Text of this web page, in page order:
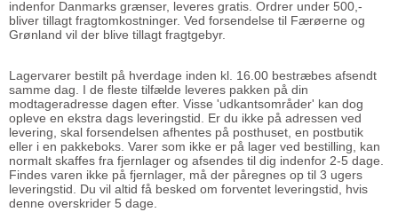
indenfor Danmarks grænser, leveres gratis. Ordrer under 500,-
bliver tillagt fragtomkostninger. Ved forsendelse til Færøerne og
Grønland vil der blive tillagt fragtgebyr.
Lagervarer bestilt på hverdage inden kl. 16.00 bestræbes afsendt
samme dag. I de fleste tilfælde leveres pakken på din
modtageradresse dagen efter. Visse 'udkantsområder' kan dog
opleve en ekstra dags leveringstid. Er du ikke på adressen ved
levering, skal forsendelsen afhentes på posthuset, en postbutik
eller i en pakkeboks. Varer som ikke er på lager ved bestilling, kan
normalt skaffes fra fjernlager og afsendes til dig indenfor 2-5 dage.
Findes varen ikke på fjernlager, må der påregnes op til 3 ugers
leveringstid. Du vil altid få besked om forventet leveringstid, hvis
denne overskrider 5 dage.